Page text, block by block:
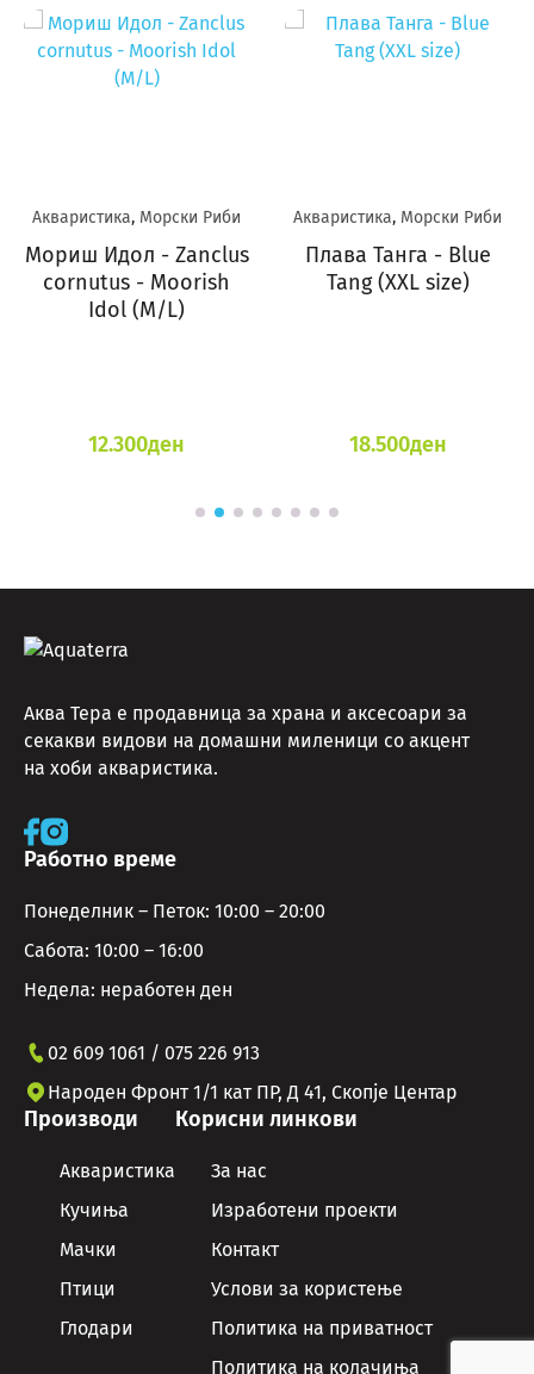
Акваристика, Морски Риби
Мориш Идол - Zanclus
cornutus - Moorish
Idol (M/L)
12.300ден
Акваристика, Морски Риби
Плава Танга - Blue
Tang (XXL size)
18.500ден
Аква Тера е продавница за храна и аксесоари за
секакви видови на домашни миленици со акцент
на хоби акваристика.
Работно време
Понеделник – Петок: 10:00 – 20:00
Сабота: 10:00 – 16:00
Недела: неработен ден
02 609 1061 / 075 226 913
Народен Фронт 1/1 кат ПР, Д 41, Скопје Центар
Производи
Акваристика
Кучиња
Мачки
Птици
Глодари
Корисни линкови
За нас
Изработени проекти
Контакт
Услови за користење
Политика на приватност
Политика на колачиња